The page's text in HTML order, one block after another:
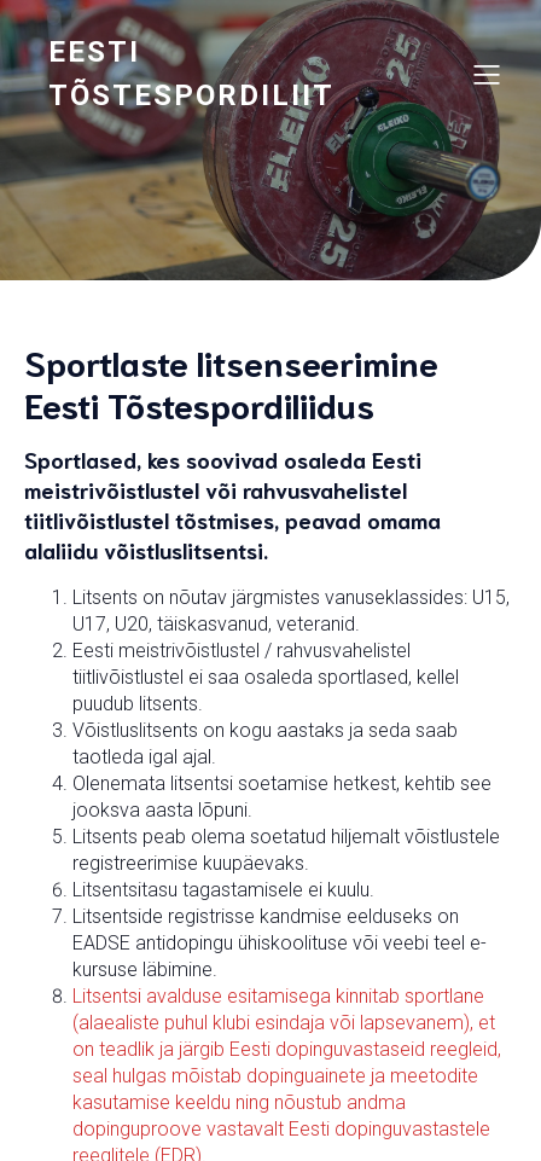
EESTI
TÕSTESPORDILIIT
Sportlaste litsenseerimine
Eesti Tõstespordiliidus
Sportlased, kes soovivad osaleda Eesti
meistrivõistlustel või rahvusvahelistel
tiitlivõistlustel tõstmises, peavad omama
alaliidu võistluslitsentsi.
Litsents on nõutav järgmistes vanuseklassides: U15,
U17, U20, täiskasvanud, veteranid.
Eesti meistrivõistlustel / rahvusvahelistel
tiitlivõistlustel ei saa osaleda sportlased, kellel
puudub litsents.
Võistluslitsents on kogu aastaks ja seda saab
taotleda igal ajal.
Olenemata litsentsi soetamise hetkest, kehtib see
jooksva aasta lõpuni.
Litsents peab olema soetatud hiljemalt võistlustele
registreerimise kuupäevaks.
Litsentsitasu tagastamisele ei kuulu.
Litsentside registrisse kandmise eelduseks on
EADSE antidopingu ühiskoolituse või veebi teel e-
kursuse läbimine.
Litsentsi avalduse esitamisega kinnitab sportlane
(alaealiste puhul klubi esindaja või lapsevanem), et
on teadlik ja järgib Eesti dopinguvastaseid reegleid,
seal hulgas mõistab dopinguainete ja meetodite
kasutamise keeldu ning nõustub andma
dopinguproove vastavalt Eesti dopinguvastastele
reeglitele (EDR).